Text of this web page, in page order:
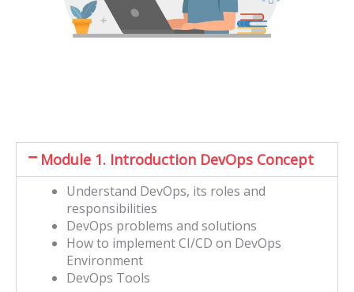
Module 1. Introduction DevOps Concept
Understand DevOps, its roles and
responsibilities
DevOps problems and solutions
How to implement CI/CD on DevOps
Environment
DevOps Tools